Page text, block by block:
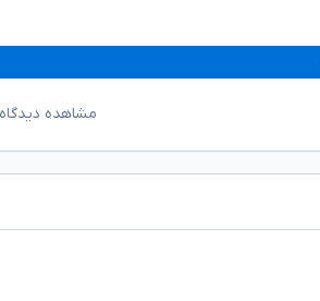
مشاهده